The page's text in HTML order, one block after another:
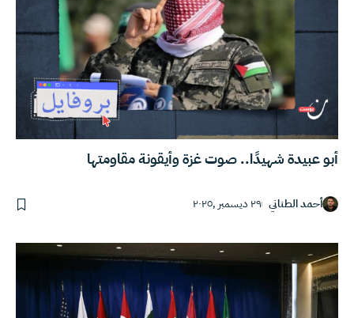
أبو عبيدة شهيدًا.. صوت غزة وأيقونة مقاومتها
أحمد الطناني ٢٩ ديسمبر ,٢٠٢٥